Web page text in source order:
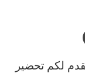
لكم تحضير